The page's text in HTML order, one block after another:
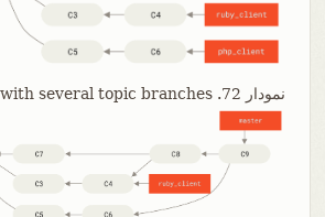
نمودار 72. History with several topic branches